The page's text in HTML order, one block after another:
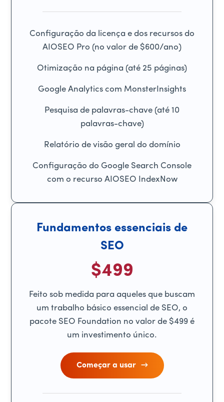
Configuração da licença e dos recursos do
AIOSEO Pro (no valor de $600/ano)
Otimização na página (até 25 páginas)
Google Analytics com MonsterInsights
Pesquisa de palavras-chave (até 10
palavras-chave)
Relatório de visão geral do domínio
Configuração do Google Search Console
com o recurso AIOSEO IndexNow
Fundamentos essenciais de
SEO
$499
Feito sob medida para aqueles que buscam
um trabalho básico essencial de SEO, o
pacote SEO Foundation no valor de $499 é
um investimento único.
Começar a usar